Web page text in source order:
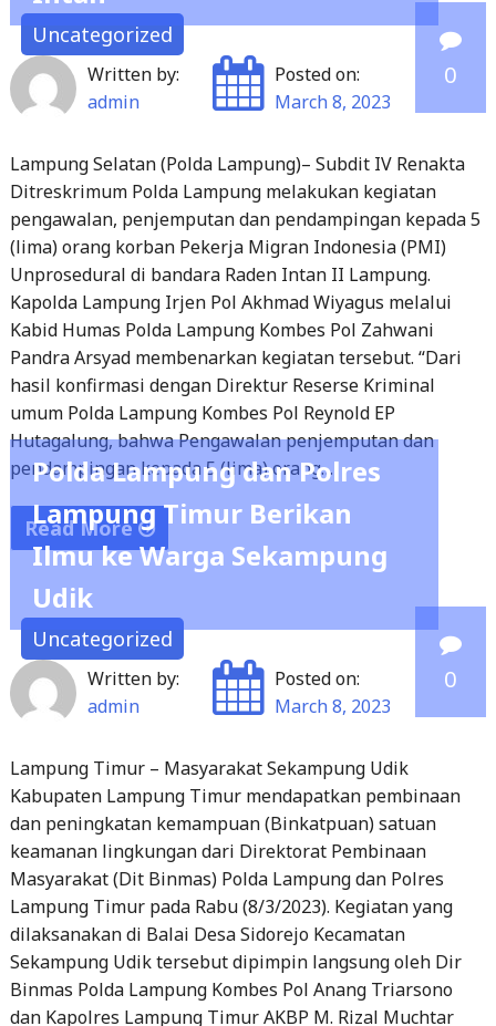
0
Written by:
admin
Lampung Selatan (Polda Lampung)– Subdit IV Renakta
pengawalan, penjemputan dan pendampingan kepada 5
(lima) orang korban Pekerja Migran Indonesia (PMI)
Unprosedural di bandara Raden Intan II Lampung.
Kapolda Lampung Irjen Pol Akhmad Wiyagus melalui
Kabid Humas Polda Lampung Kombes Pol Zahwani
Pandra Arsyad membenarkan kegiatan tersebut. “Dari
hasil konfirmasi dengan Direktur Reserse Kriminal
umum Polda Lampung Kombes Pol Reynold EP
Hutagalung, bahwa Pengawalan penjemputan dan
pendampingan kepada 5 (lima) orang…
Read More
"Polda
Lampung
Kawal
penjemputan
lima
orang
korban
Pekerja
Indonesia
(PMI)
asal
Lampung
di
Bandara
Raden
Intan"
Uncategorized
0
Polda Lampung dan Polres
Lampung Timur Berikan
Ilmu ke Warga Sekampung
Udik
Written by:
admin
Lampung Timur – Masyarakat Sekampung Udik
dan peningkatan kemampuan (Binkatpuan) satuan
keamanan lingkungan dari Direktorat Pembinaan
Masyarakat (Dit Binmas) Polda Lampung dan Polres
Lampung Timur pada Rabu (8/3/2023). Kegiatan yang
dilaksanakan di Balai Desa Sidorejo Kecamatan
Sekampung Udik tersebut dipimpin langsung oleh Dir
Binmas Polda Lampung Kombes Pol Anang Triarsono
dan Kapolres Lampung Timur AKBP M. Rizal Muchtar
dan diikuti oleh beberapa organisasi masyarakat
(ormas) diantaranya Pecalang, Banser, GP Ansor,…
PLN Pastikan Pasokan Listrik